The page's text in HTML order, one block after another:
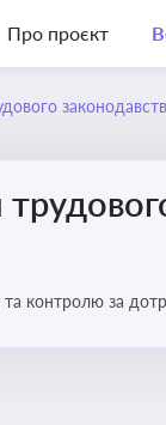
Про проєкт
контролю за